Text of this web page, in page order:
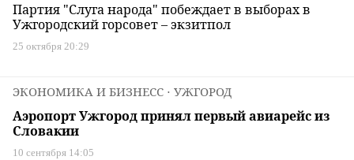
Партия "Слуга народа" побеждает в выборах в
Ужгородский горсовет – экзитпол
25 октября 20:29
ЭКОНОМИКА И БИЗНЕСС ⋅ УЖГОРОД
Аэропорт Ужгород принял первый авиарейс из
Словакии
10 сентября 14:05